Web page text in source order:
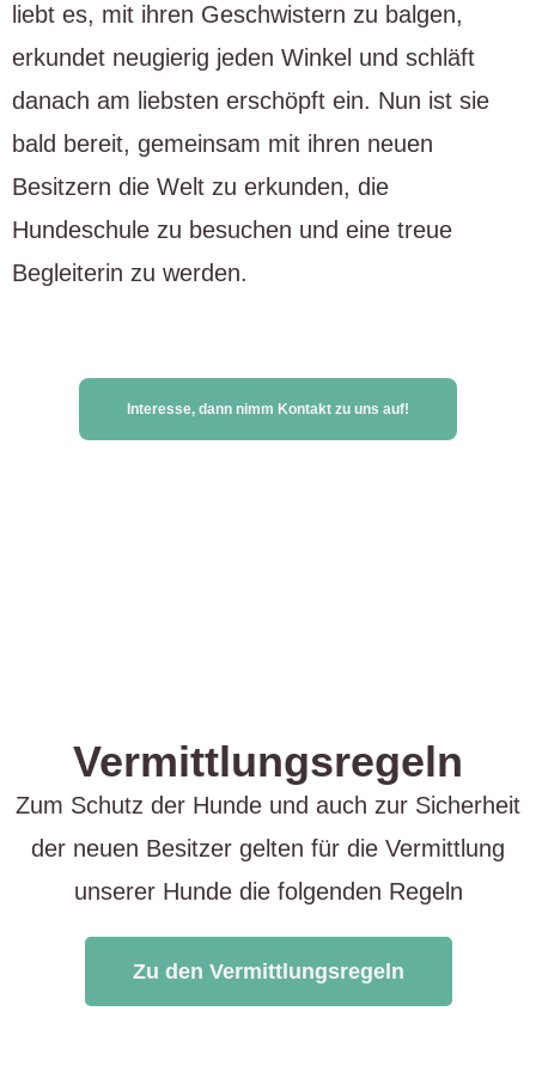
liebt es, mit ihren Geschwistern zu balgen,
erkundet neugierig jeden Winkel und schläft
danach am liebsten erschöpft ein. Nun ist sie
bald bereit, gemeinsam mit ihren neuen
Besitzern die Welt zu erkunden, die
Hundeschule zu besuchen und eine treue
Begleiterin zu werden.
Interesse, dann nimm Kontakt zu uns auf!
Vermittlungsregeln
Zum Schutz der Hunde und auch zur Sicherheit
der neuen Besitzer gelten für die Vermittlung
unserer Hunde die folgenden Regeln
Zu den Vermittlungsregeln